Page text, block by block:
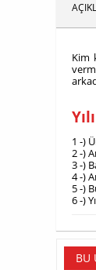
Kim
1 -)
2 -)
3 -)
4 -)
5 -)
6 -)
BU